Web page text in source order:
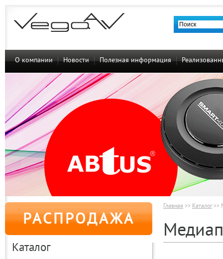
О компании Новости Полезная информация
РАСПРОДАЖА
Каталог
Главная >> Каталог>>